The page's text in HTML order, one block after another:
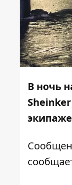
В ночь